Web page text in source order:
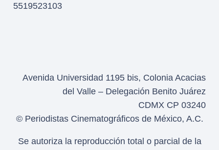
5519523103
Avenida Universidad 1195 bis, Colonia Acacias
del Valle – Delegación Benito Juárez
CDMX CP 03240
© Periodistas Cinematográficos de México, A.C.
Se autoriza la reproducción total o parcial de la